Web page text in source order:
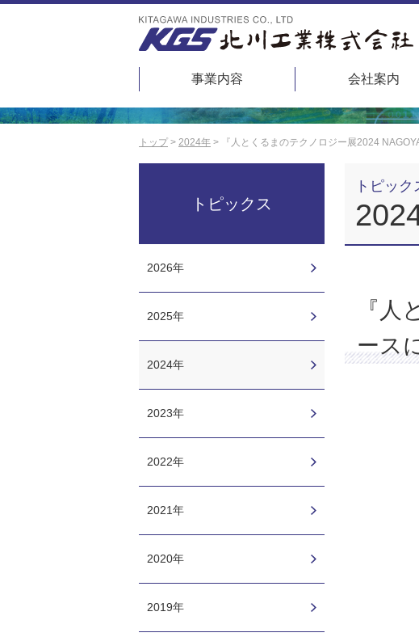
事業内容 会社案内
トップ 2024年 『⼈とくるまのテクノロジー展2024
トピック
『
ース
トピックス
2026年
2025年
2024年
2023年
2022年
2021年
2020年
2019年